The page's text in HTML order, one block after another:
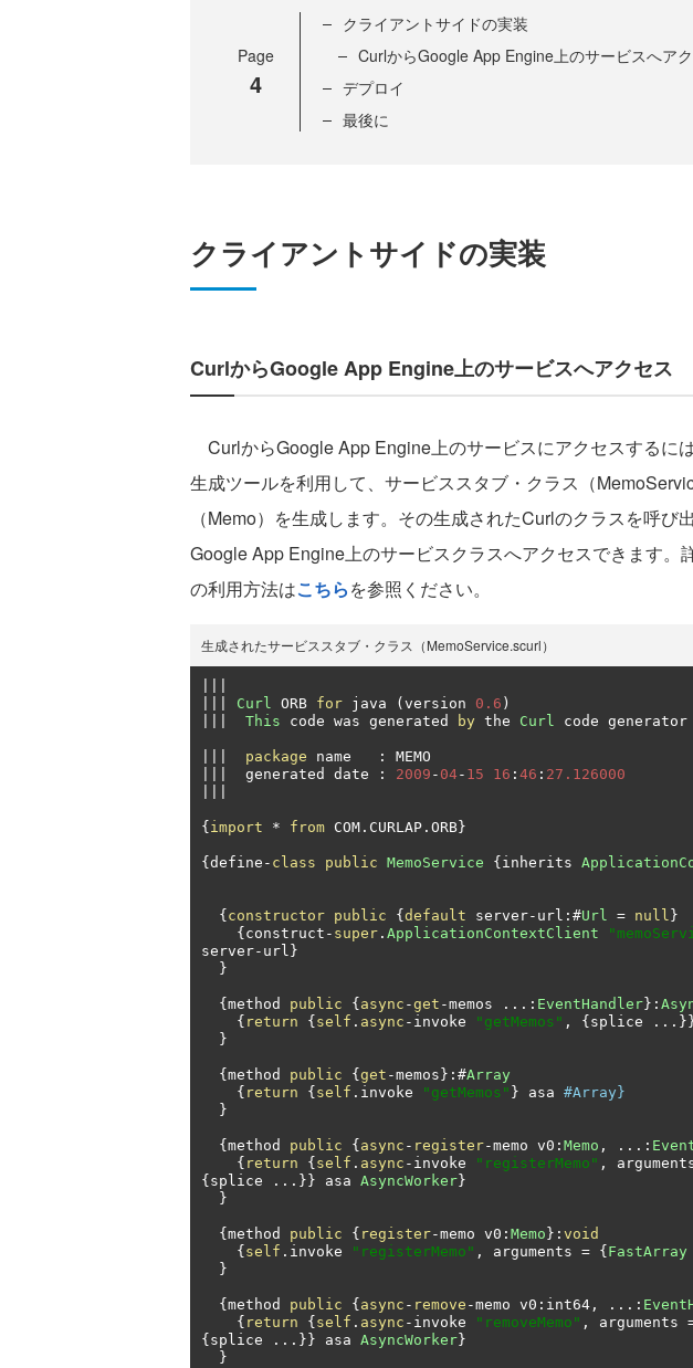
Page
4
クライアントサイドの実装
CurlからGoogle App Engine上のサービスへア
デプロイ
最後に
クライアントサイドの実装
CurlからGoogle App Engine上のサービスへアクセス
CurlからGoogle App Engine上のサービスにアクセスするに
生成ツールを利用して、サービススタブ・クラス（
（Memo）を生成します。その生成されたCurlのクラスを呼び
Google App Engine上のサービスクラスへアクセスできます。
の利用方法はこちらを参照ください。
生成されたサービススタブ・クラス（MemoService.scurl）
Curl ORB for java ( version 0.6 )
This code was generated by the Curl code
package name :
  generated date
: 2009 - 04- 15 16 : 46 : 27.126000
{ import * from COM . CURLAP . ORB }
{ define - class public MemoService { inherits
{ constructor public { default server- url :#Url = null }
{ construct - super . ApplicationContextClient
server- url }
}
{ method public { async -get -memos ...: EventHandler }:
{ return { self . async - invoke "getMemos" , { splice
}
{ method public { get -memos }:#Array
{ return { self . invoke "getMemos" } asa #Array}
}
{ method public { async - register-memo v0 : Memo , ...:
{ return { self . async - invoke "registerMemo" ,
{ splice ...}} asa AsyncWorker }
}
{ method public { register-memo v0 : Memo }: void
{ self . invoke "registerMemo" , arguments = { FastArray
}
{ method public { async - remove -memo v0 : int64 , ...:
{ return { self . async - invoke "removeMemo" , arguments
{ splice ...}} asa AsyncWorker }
}